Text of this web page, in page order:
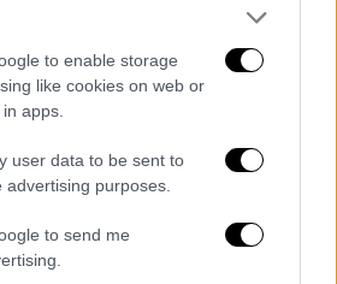
to enable storage
like cookies on web or
apps.
user data to be sent to
purposes.
to send me
κάποια κίνηση να της
τρόμαξε, έφτασε μέχρι την
μπρίκι και τον έτρεψε
αργότερα από
οδηγήθηκε στην
του Γενικού
όπου εξετάζεται